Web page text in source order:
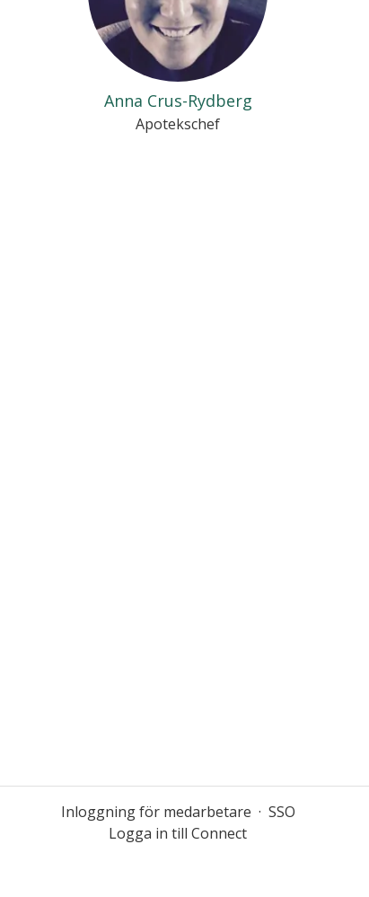
Anna Crus-Rydberg
Apotekschef
Inloggning för medarbetare · SSO
Logga in till Connect